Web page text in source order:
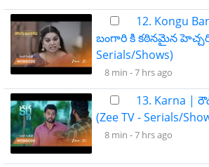
12. Kongu
బంగారి కి కఠినమైన
Serials/Shows)
8 min -7 hrs ago
13. Karna |
(Zee TV - Serials/
8 min -7 hrs ago